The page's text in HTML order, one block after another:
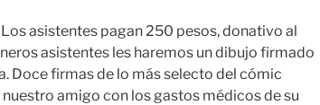
asistentes pagan 250 pesos, donativo al
asistentes les haremos un dibujo firmado
Doce firmas de lo más selecto del cómic
amigo con los gastos médicos de su